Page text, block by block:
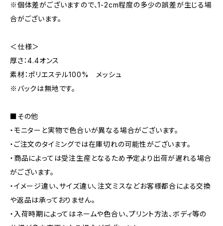
※個体差がございますので、1-2cm程度の多少の誤差が生じる場
合がございます。
＜仕様＞
厚さ：4.4オンス
素材：ポリエステル100% メッシュ
※バックは無地です。
■その他
・モニターと実物で色合いが異なる場合がございます。
・ご注文のタイミングでは在庫切れの可能性がございます。
・商品によっては受注生産となるため予定より出荷が遅れる場合
がございます。
・イメージ違い、サイズ違い、注文ミスなどお客様都合による交換
や返品は承っておりません。
・入荷時期によってはネームや色合い、プリント方法、ボディ等の